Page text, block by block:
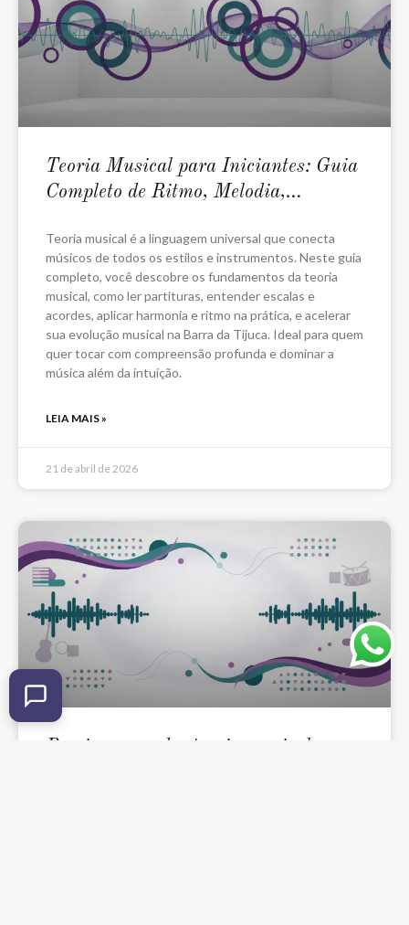
Teoria Musical para Iniciantes: Guia
Completo de Ritmo, Melodia,
Teoria musical é a linguagem universal que conecta
músicos de todos os estilos e instrumentos. Neste guia
completo, você descobre os fundamentos da teoria
musical, como ler partituras, entender escalas e
acordes, aplicar harmonia e ritmo na prática, e acelerar
sua evolução musical na Barra da Tijuca. Ideal para quem
quer tocar com compreensão profunda e dominar a
música além da intuição.
LEIA MAIS »
21 de abril de 2026